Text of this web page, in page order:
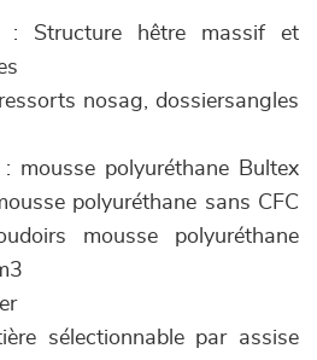
: Structure hêtre massif et
nosag, dossiersangles
mousse polyuréthane Bultex
polyuréthane sans CFC
mousse polyuréthane
sélectionnable par assise